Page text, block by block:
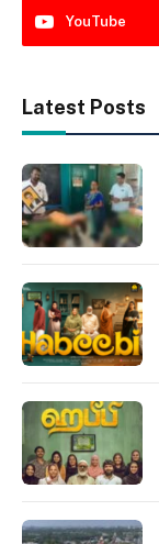
YouTube
Latest Posts